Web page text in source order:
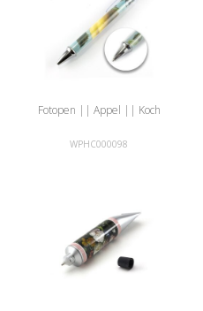
Fotopen || Appel || Koch
WPHC000098